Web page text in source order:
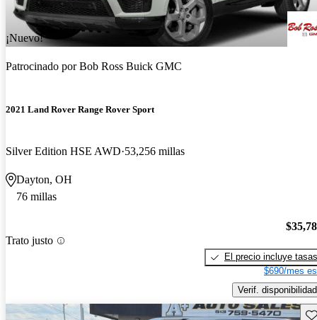
¡Nuevo!
Patrocinado porBob Ross Buick GMC
2021 Land Rover Range Rover Sport
Silver Edition HSE AWD 53,256 millas
Dayton, OH
76 millas
Trato justo
El precio incluye tasas
$690/mes
Verif. disponibilidad